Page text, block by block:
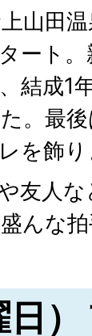
山田
ート
結成1
。最
を飾
友人
んな
日